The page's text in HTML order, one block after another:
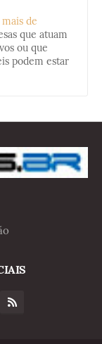
de
que atuam
ou que
podem estar